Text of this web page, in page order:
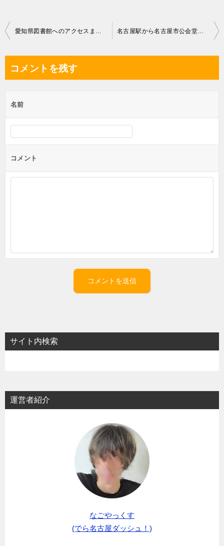
投
ビ
ー
シ
ン
愛知県図書館へのアクセスまとめ｜マップ付き｜名古屋市中区 名古屋駅から名古屋市公会堂への行き方まとめ｜マップ付き
コメントを残す
名前
コメント
サイト内検索
運営者紹介
なごやっくす
(でら名古屋ダッシュ！)